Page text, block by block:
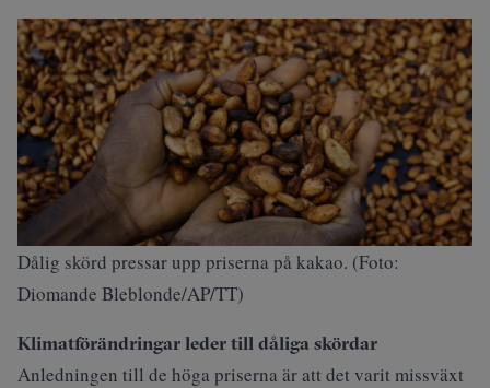
Dålig skörd pressar upp priserna på kakao. (Foto:
Diomande Bleblonde/AP/TT)
Klimatförändringar leder till dåliga skördar
Anledningen till de höga priserna är att det varit missväxt